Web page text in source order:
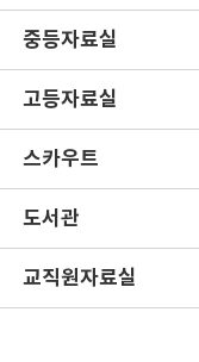
중등자료실
고등자료실
스카우트
도서관
교직원자료실